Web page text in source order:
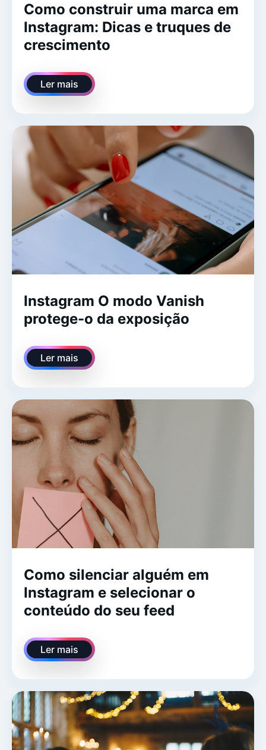
Como construir uma marca em
Instagram: Dicas e truques de
crescimento
Ler mais
Instagram O modo Vanish
protege-o da exposição
Ler mais
Como silenciar alguém em
Instagram e selecionar o
conteúdo do seu feed
Ler mais